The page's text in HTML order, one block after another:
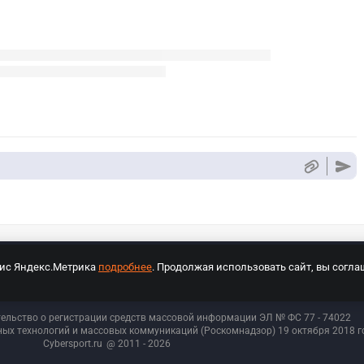
о регистрации средств массовой информации ЭЛ № ФС 77 - 74022
технологий и массовых коммуникаций (Роскомнадзор) 19 октября 2018
Cybersport.ru @ 2011 - 2026
Яндекс.Метрика подробнее. Продолжая использовать сайт, вы